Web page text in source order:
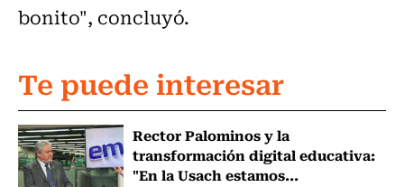
bonito", concluyó.
Te puede interesar
Rector Palominos y la
transformación digital educativa:
"En la Usach estamos...